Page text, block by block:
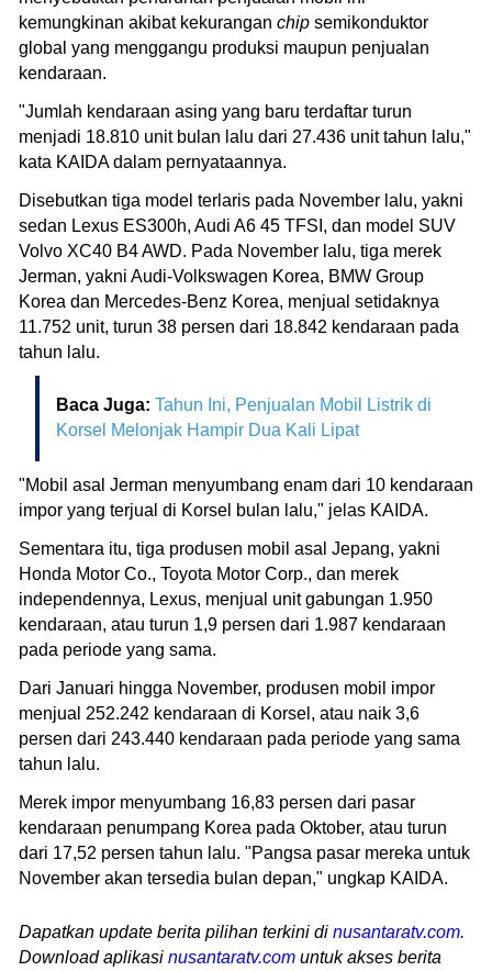
kemungkinan akibat kekurangan chip semikonduktor
global yang menggangu produksi maupun penjualan
kendaraan.
"Jumlah kendaraan asing yang baru terdaftar turun
menjadi 18.810 unit bulan lalu dari 27.436 unit tahun lalu,"
kata KAIDA dalam pernyataannya.
Disebutkan tiga model terlaris pada November lalu, yakni
sedan Lexus ES300h, Audi A6 45 TFSI, dan model SUV
Volvo XC40 B4 AWD. Pada November lalu, tiga merek
Jerman, yakni Audi-Volkswagen Korea, BMW Group
Korea dan Mercedes-Benz Korea, menjual setidaknya
11.752 unit, turun 38 persen dari 18.842 kendaraan pada
tahun lalu.
Baca Juga: Tahun Ini, Penjualan Mobil Listrik di
Korsel Melonjak Hampir Dua Kali Lipat
"Mobil asal Jerman menyumbang enam dari 10 kendaraan
impor yang terjual di Korsel bulan lalu," jelas KAIDA.
Sementara itu, tiga produsen mobil asal Jepang, yakni
Honda Motor Co., Toyota Motor Corp., dan merek
independennya, Lexus, menjual unit gabungan 1.950
kendaraan, atau turun 1,9 persen dari 1.987 kendaraan
pada periode yang sama.
Dari Januari hingga November, produsen mobil impor
menjual 252.242 kendaraan di Korsel, atau naik 3,6
persen dari 243.440 kendaraan pada periode yang sama
tahun lalu.
Merek impor menyumbang 16,83 persen dari pasar
kendaraan penumpang Korea pada Oktober, atau turun
dari 17,52 persen tahun lalu. "Pangsa pasar mereka untuk
November akan tersedia bulan depan," ungkap KAIDA.
Dapatkan update berita pilihan terkini di nusantaratv.com.
Download aplikasi nusantaratv.com untuk akses berita